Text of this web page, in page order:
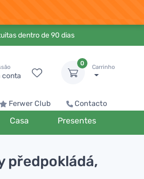
dentro de 90 dias
conta
0
Carrinho
Ferwer Club Contacto
Casa Presentes
předpokládá,